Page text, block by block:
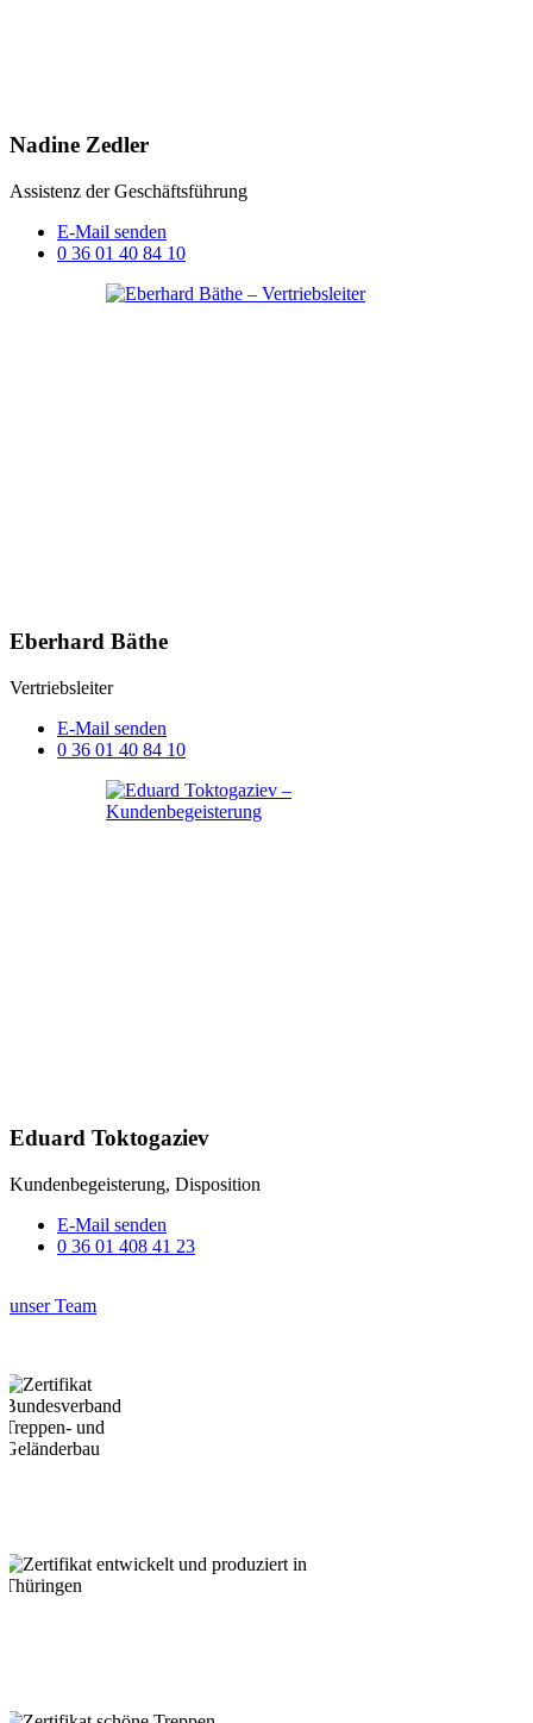
Nadine Zedler
Assistenz der Geschäftsführung
E-Mail senden
0 36 01 40 84 10
Eberhard Bäthe
Vertriebsleiter
E-Mail senden
0 36 01 40 84 10
Eduard Toktogaziev
Kundenbegeisterung, Disposition
E-Mail senden
0 36 01 408 41 23
unser Team